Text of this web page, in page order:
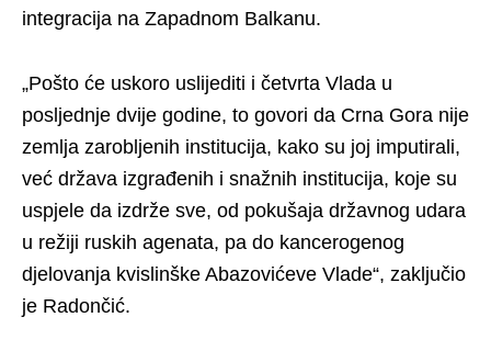
integracija na Zapadnom Balkanu.
„Pošto će uskoro uslijediti i četvrta Vlada u
posljednje dvije godine, to govori da Crna Gora nije
zemlja zarobljenih institucija, kako su joj imputirali,
već država izgrađenih i snažnih institucija, koje su
uspjele da izdrže sve, od pokušaja državnog udara
u režiji ruskih agenata, pa do kancerogenog
djelovanja kvislinške Abazovićeve Vlade“, zaključio
je Radončić.